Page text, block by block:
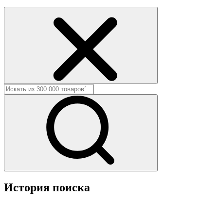
История поиска